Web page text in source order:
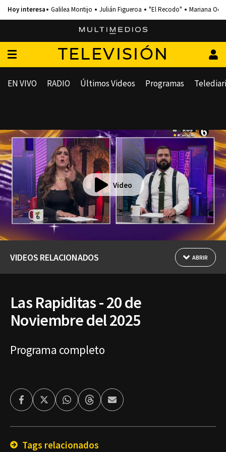
Galilea Montijo Julián Figueroa "El Recodo" Mariana
TELEVISIÓN
EN VIVO RADIO Últimos Videos Programas
Video
VIDEOS RELACIONADOS ABRIR
Las Rapiditas - 20 de
Noviembre del 2025
Programa completo
FacebookTwitterWhatsappThreadsEnviar
por
Tags relacionados